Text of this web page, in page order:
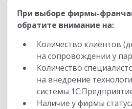
При выборе фирмы-
обратите внимание на:
Количество клиентов
на сопровождении у
Количество
на внедрение
системы
Наличие у фирмы